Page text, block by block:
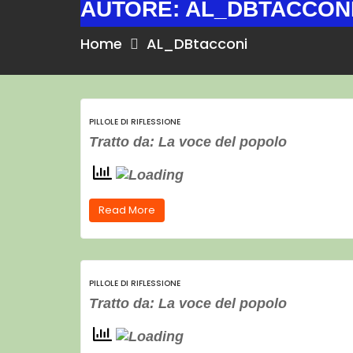
AUTORE:
Home AL_DBtacconi
PILLOLE DI RIFLESSIONE
Tratto da: La voce del popolo
Read More
PILLOLE DI RIFLESSIONE
Tratto da: La voce del popolo